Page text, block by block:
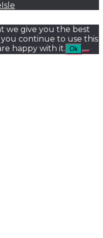
we give you the best
continue to use this
happy with it. Ok